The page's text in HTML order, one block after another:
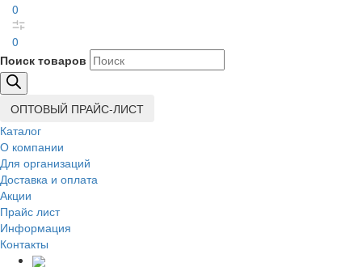
0
0
Поиск товаров
ОПТОВЫЙ ПРАЙС-ЛИСТ
Каталог
О компании
Для организаций
Доставка и оплата
Акции
Прайс лист
Информация
Контакты